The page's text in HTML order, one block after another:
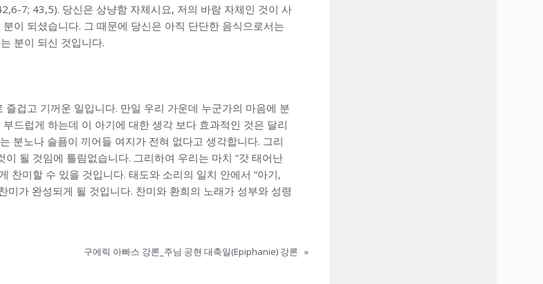
7; 43,5). 당신은 상냥함 자체시요, 저의 바람 자체인 것이 사
이 되셨습니다. 그 때문에 당신은 아직 단단한 음식으로서는
분이 되신 것입니다.
겁고 기꺼운 일입니다. 만일 우리 가운데 누군가의 마음에 분
드럽게 하는데 이 아기에 대한 생각 보다 효과적인 것은 달리
분노나 슬픔이 끼어들 여지가 전혀 없다고 생각합니다. 그리
될 것임에 틀림없습니다. 그리하여 우리는 마치 “갓 태어난
찬미할 수 있을 것입니다. 태도와 소리의 일치 안에서 “아기,
가 완성되게 될 것입니다. 찬미와 환희의 노래가 성부와 성령
구에릭 아빠스 강론_주님 공현 대축일(Epiphanie) 강론 »